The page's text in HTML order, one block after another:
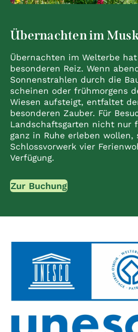
Übernachten im
Übernachten im Welterbe
besonderen Reiz. Wenn
Sonnenstrahlen durch die
scheinen oder frühmorgens
Wiesen aufsteigt, entfaltet
besonderen Zauber. Für
Landschaftsgarten nicht nur
ganz in Ruhe erleben wollen,
Schlossvorwerk vier
Verfügung.
Zur Buchung